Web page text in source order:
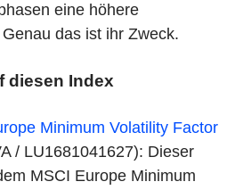
eine höhere
das ist ihr Zweck.
diesen Index
Minimum Volatility Factor
/ LU1681041627): Dieser
MSCI Europe Minimum